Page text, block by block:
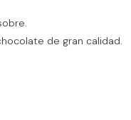
de gran calidad.